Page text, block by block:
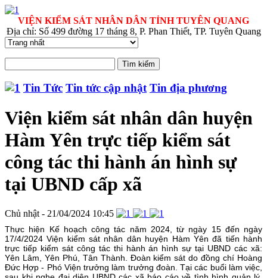
VIỆN KIỂM SÁT NHÂN DÂN TỈNH TUYÊN QUANG
Địa chỉ: Số 499 đường 17 tháng 8, P. Phan Thiết, TP. Tuyên Quang
Tin Tức Tin tức cập nhật Tin địa phương
Viện kiểm sát nhân dân huyện
Hàm Yên trực tiếp kiểm sát
công tác thi hành án hình sự
tại UBND cấp xã
Chủ nhật - 21/04/2024 10:45
Thực hiện Kế hoạch công tác năm 2024, từ ngày 15 đến ngày
17/4/2024 Viện kiểm sát nhân dân huyện Hàm Yên đã tiến hành
trực tiếp kiểm sát công tác thi hành án hình sự tại UBND các xã:
Yên Lâm, Yên Phú, Tân Thành. Đoàn kiểm sát do đồng chí Hoàng
Đức Hợp - Phó Viện trưởng làm trưởng đoàn. Tại các buổi làm việc,